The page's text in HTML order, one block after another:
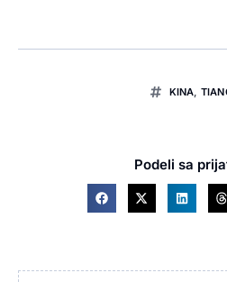
KINA,
Podeli sa